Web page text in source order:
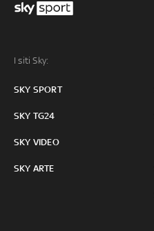
I siti Sky:
SKY SPORT
SKY TG24
SKY VIDEO
SKY ARTE